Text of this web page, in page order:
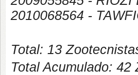
2010068564 -
Total: 13
Total Acumulado: 42